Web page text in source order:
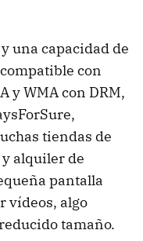
una capacidad de
con
y WMA con DRM,
tiendas de
alquiler de
pantalla
vídeos, algo
tamaño.